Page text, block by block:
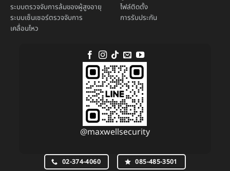
ระบบตรวจจับการล้มของผู้สูงอายุ
ระบบเซ็นเซอร์ตรวจจับการ
เคลื่อนไหว
ไฟล์ติดตั้ง
การรับประกัน
@maxwellsecurity
02-374-4060 085-485-3501